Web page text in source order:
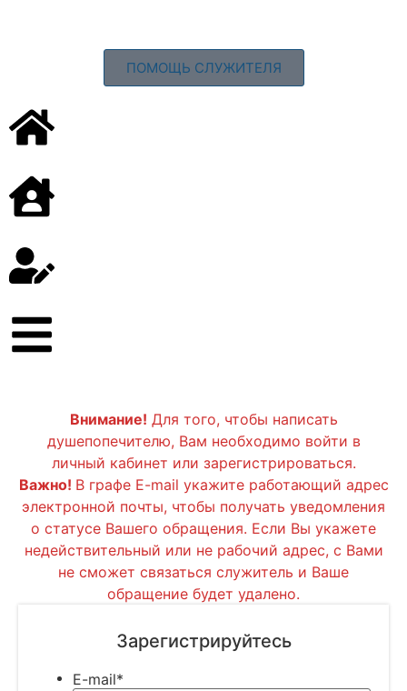
ПОМОЩЬ СЛУЖИТЕЛЯ
Внимание! Для того, чтобы написать
душепопечителю, Вам необходимо войти в
личный кабинет или зарегистрироваться.
Важно! В графе E-mail укажите работающий адрес
электронной почты, чтобы получать уведомления
о статусе Вашего обращения. Если Вы укажете
недействительный или не рабочий адрес, с Вами
не сможет связаться служитель и Ваше
обращение будет удалено.
Зарегистрируйтесь
E-mail*